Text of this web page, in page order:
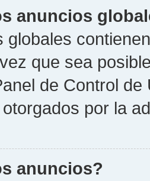
anuncios
globales
que sea
de Control
por la
anuncios?